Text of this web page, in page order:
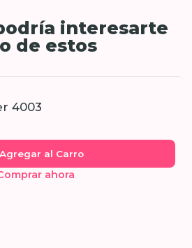
interesarte
de estos
4003
Agregar al Carro
ahora